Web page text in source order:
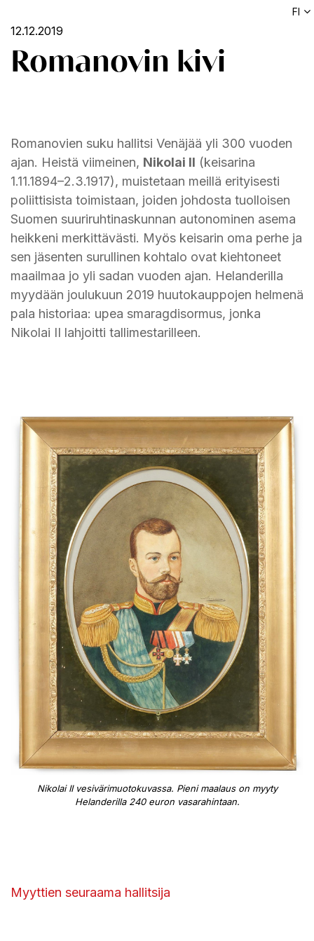
FI
12.12.2019
Romanovin kivi
Romanovien suku hallitsi Venäjää yli 300 vuoden
ajan. Heistä viimeinen, Nikolai II (keisarina
1.11.1894–2.3.1917), muistetaan meillä erityisesti
poliittisista toimistaan, joiden johdosta tuolloisen
Suomen suuriruhtinaskunnan autonominen asema
heikkeni merkittävästi. Myös keisarin oma perhe ja
sen jäsenten surullinen kohtalo ovat kiehtoneet
maailmaa jo yli sadan vuoden ajan. Helanderilla
myydään joulukuun 2019 huutokauppojen helmenä
pala historiaa: upea smaragdisormus, jonka
Nikolai II lahjoitti tallimestarilleen.
Nikolai II vesivärimuotokuvassa. Pieni maalaus on myyty
Helanderilla 240 euron vasarahintaan.
Myyttien seuraama hallitsija